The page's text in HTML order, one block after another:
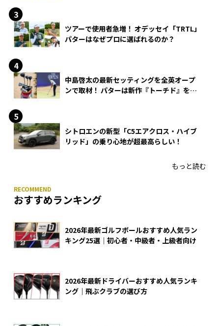
ツアーで使用者急増！ オデッセイ「TRTL」
パターはなぜプロに選ばれるのか？
中島啓太の最新セッティングを全英オープ
ンで取材！ パターは新作『トーチド』を投
シトロエンの新型「C5エアクロス・ハイブ
リッド」の乗り心地が超最高らしい！
もっと読む
おすすめランキング
2026年最新ゴルフボールおすすめ人気ラン
キング25選｜初心者・中級者・上級者向け
2026年最新ドライバーおすすめ人気ランキ
ング｜飛ぶクラブの選び方